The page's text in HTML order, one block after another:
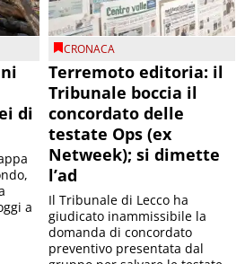
di
a
CRONACA
Terremoto editoria: il
Tribunale boccia il
concordato delle
testate Ops (ex
Netweek); si dimette
l’ad
Il Tribunale di Lecco ha
giudicato inammissibile la
domanda di concordato
preventivo presentata dal